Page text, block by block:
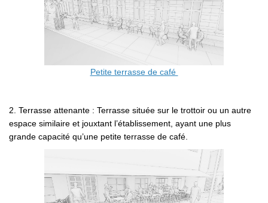
Petite terrasse de café
2. Terrasse attenante : Terrasse située sur le trottoir ou un autre
espace similaire et jouxtant l’établissement, ayant une plus
grande capacité qu’une petite terrasse de café.